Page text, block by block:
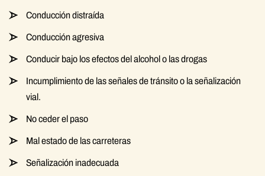
Conducción distraída
Conducción agresiva
Conducir bajo los efectos del alcohol o las drogas
Incumplimiento de las señales de tránsito o la señalización
vial.
No ceder el paso
Mal estado de las carreteras
Señalización inadecuada